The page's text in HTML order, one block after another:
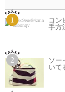
1
コン
手方
2
ソー
いて